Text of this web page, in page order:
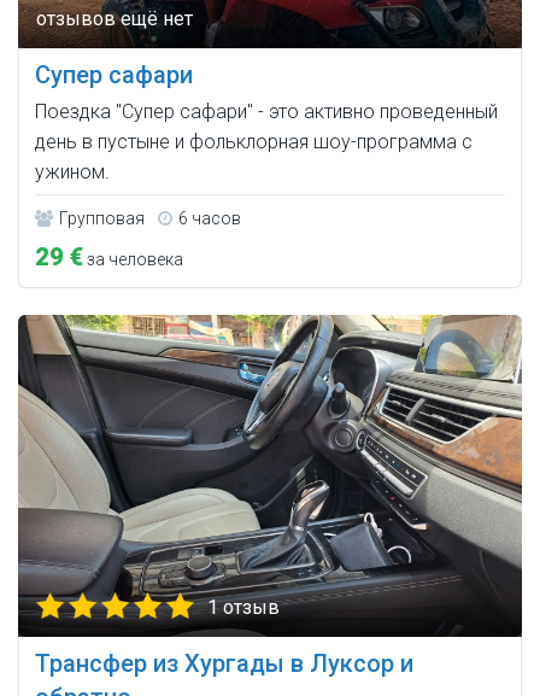
Супер сафари
Поездка "Супер сафари" - это активно проведенный
день в пустыне и фольклорная шоу-программа с
ужином.
Групповая 6 часов
29 €за человека
1 отзыв
Трансфер из Хургады в Луксор и